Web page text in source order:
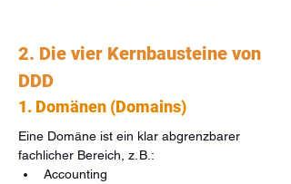
2. Die vier Kernbausteine von
DDD
1. Domänen (Domains)
Eine Domäne ist ein klar abgrenzbarer
fachlicher Bereich, z. B.:
Accounting